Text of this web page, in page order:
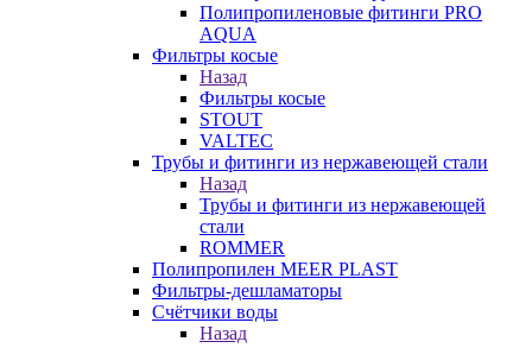
Полипропиленовые фитинги PRO
AQUA
Фильтры косые
Назад
Фильтры косые
STOUT
VALTEC
Трубы и фитинги из нержавеющей стали
Назад
Трубы и фитинги из нержавеющей
стали
ROMMER
Полипропилен MEER PLAST
Фильтры-дешламаторы
Счётчики воды
Назад